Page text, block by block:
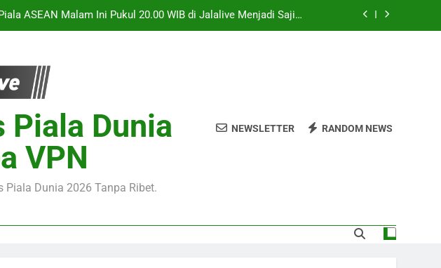
ASEAN Malam Ini Pukul 20.00 WIB di Jalalive Menjadi Sajian
Forest Club Friendly Dini Hari Ini Pukul 02.00 WIB Membawa
Pengalaman Mengikuti Duel Klub Eropa Yang Dinantikan
Friendly Malam Ini Pukul 22.00 WIB Bersama Jalalive Dengan
Kemasan Laga Pramusim Modern dan Menghibur
ASEAN Malam Ini Pukul 20.00 WIB di Jalalive Menjadi Sajian
Malam Ini Pukul 19.00 WIB Menghadirkan Berita Terbaru Duel
Persahabatan Dua Klub Terkenal Dari Inggris Dan Jerman
Piala Dunia
VPN
Dunia 2026 Tanpa Ribet.
NEWSLETTER RANDOM NEWS